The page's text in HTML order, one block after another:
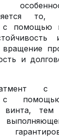
с помощью
вращение
и
с
с
винта, тем